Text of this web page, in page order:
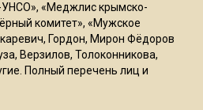
об
купания при
температуры в 10
УНСО», «Меджлис крымско-
комитет», «Мужское
Гордон, Мирон Фёдоров
Верзилов, Толоконникова,
Полный перечень лиц и